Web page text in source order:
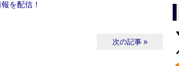
を配信！
次の記事 »